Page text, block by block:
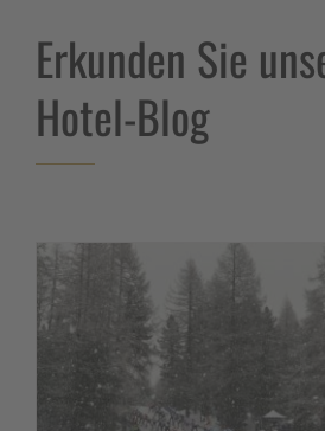
Erkunden Sie
Hotel-Blog